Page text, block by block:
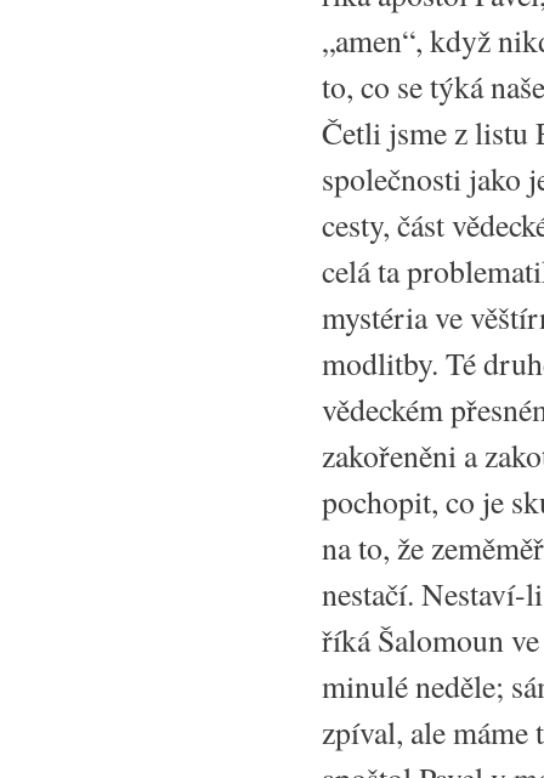
„amen“, když
to, co se týká
Četli jsme z listu
společnosti jako
cesty, část
celá ta
mystéria ve
modlitby. Té
vědeckém
zakořeněni a
pochopit, co je
na to, že
nestačí. Nestaví-
říká Šalomoun
minulé neděle;
zpíval, ale